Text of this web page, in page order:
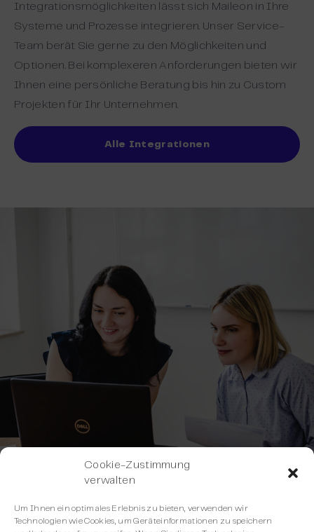
Cookie-Zustimmung
verwalten
Um Ihnen ein optimales Erlebnis zu bieten, verwenden wir
Technologien wie Cookies, um Geräteinformationen zu speichern
Integrationsmöglichkeiten lässt sich Maileon in Ihre
Systeme und Prozesse integrieren. Unser Service-
Team berät Sie gerne zu den Möglichkeiten und
Optionen. Bei komplexeren Anforderungen bieten wir
Ihnen eine persönliche Beratung bis hin zu Custom
Projekten für Ihr Unternehmen.
Alle Integrationen